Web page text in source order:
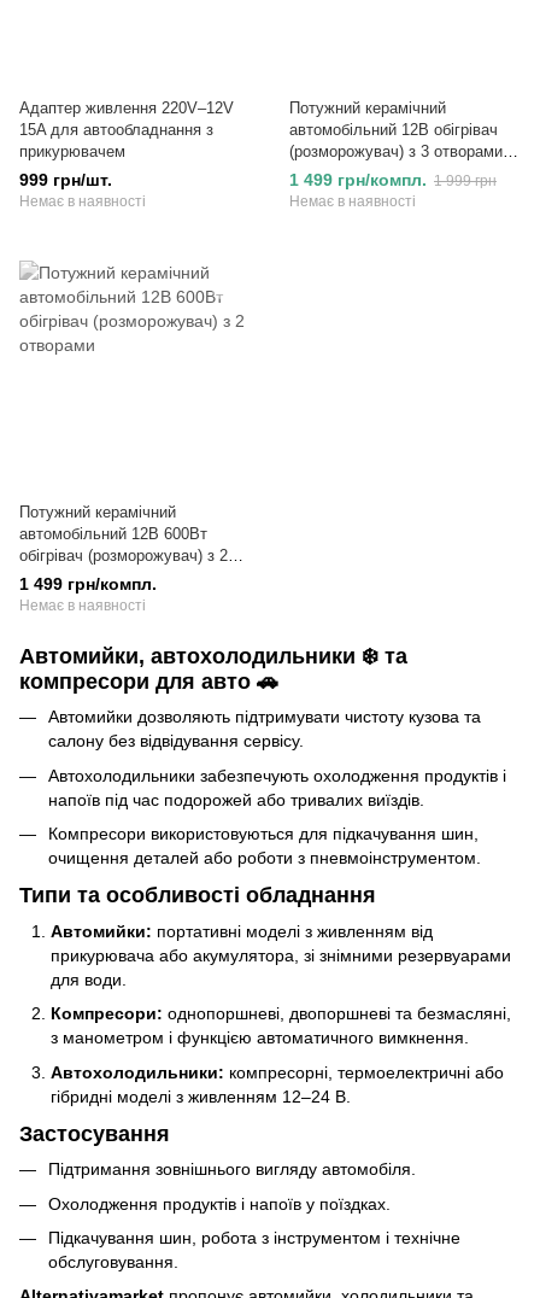
Адаптер живлення 220V–12V
15A для автообладнання з
прикурювачем
999 грн/шт.
Немає в наявності
Потужний керамічний
автомобільний 12В обігрівач
(розморожувач) з 3 отворами,
600 Вт-800 Вт
1 499 грн/компл. 1 999 грн
Немає в наявності
Потужний керамічний
автомобільний 12В 600Вт
обігрівач (розморожувач) з 2
отворами
1 499 грн/компл.
Немає в наявності
Автомийки, автохолодильники ❄️ та
компресори для авто 🚗
Автомийки дозволяють підтримувати чистоту кузова та
салону без відвідування сервісу.
Автохолодильники забезпечують охолодження продуктів і
напоїв під час подорожей або тривалих виїздів.
Компресори використовуються для підкачування шин,
очищення деталей або роботи з пневмоінструментом.
Типи та особливості обладнання
Автомийки: портативні моделі з живленням від
прикурювача або акумулятора, зі знімними резервуарами
для води.
Компресори: однопоршневі, двопоршневі та безмасляні,
з манометром і функцією автоматичного вимкнення.
Автохолодильники: компресорні, термоелектричні або
гібридні моделі з живленням 12–24 В.
Застосування
Підтримання зовнішнього вигляду автомобіля.
Охолодження продуктів і напоїв у поїздках.
Підкачування шин, робота з інструментом і технічне
обслуговування.